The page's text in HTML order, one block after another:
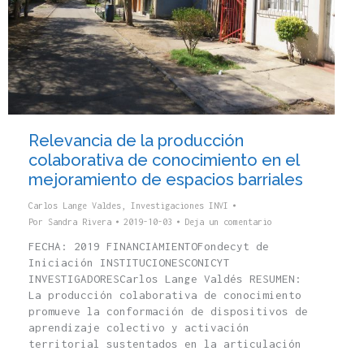
Relevancia de la producción
colaborativa de conocimiento en el
mejoramiento de espacios barriales
Carlos Lange Valdes
Investigaciones INVI
Por Sandra Rivera 2019-10-03 Deja un comentario
FECHA: 2019 FINANCIAMIENTOFondecyt de
Iniciación INSTITUCIONESCONICYT
INVESTIGADORESCarlos Lange Valdés RESUMEN:
La producción colaborativa de conocimiento
promueve la conformación de dispositivos de
aprendizaje colectivo y activación
territorial sustentados en la articulación